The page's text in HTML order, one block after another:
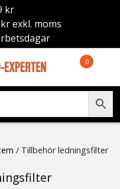
kr
exkl. moms
0
/ Tillbehör ledningsfilter